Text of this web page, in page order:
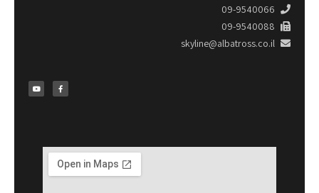
09-9540066
09-9540088
skyline@albatross.co.il